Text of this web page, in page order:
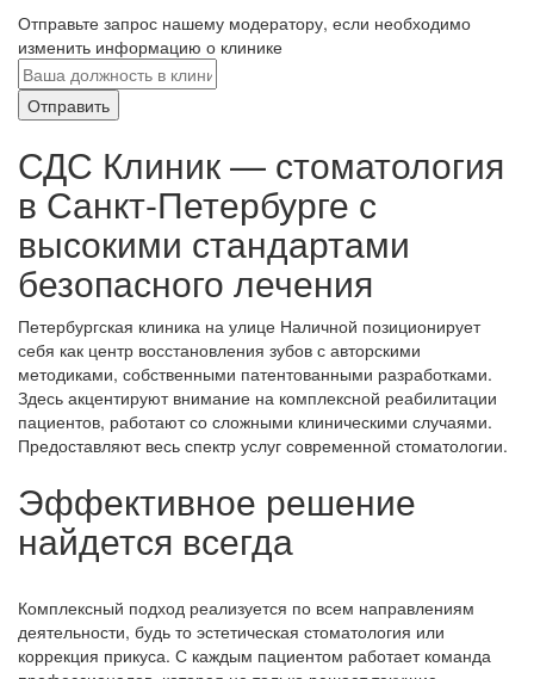
Отправьте запрос нашему модератору, если необходимо
изменить информацию о клинике
Отправить
СДС Клиник — стоматология
в Санкт-Петербурге с
высокими стандартами
безопасного лечения
Петербургская клиника на улице Наличной позиционирует
себя как центр восстановления зубов с авторскими
методиками, собственными патентованными разработками.
Здесь акцентируют внимание на комплексной реабилитации
пациентов, работают со сложными клиническими случаями.
Предоставляют весь спектр услуг современной стоматологии.
Эффективное решение
найдется всегда
Комплексный подход реализуется по всем направлениям
деятельности, будь то эстетическая стоматология или
коррекция прикуса. С каждым пациентом работает команда